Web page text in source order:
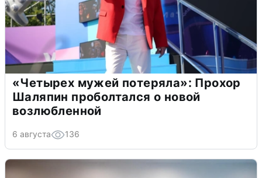
«Четырех мужей потеряла»: Прохор
Шаляпин проболтался о новой
возлюбленной
6 августа 136